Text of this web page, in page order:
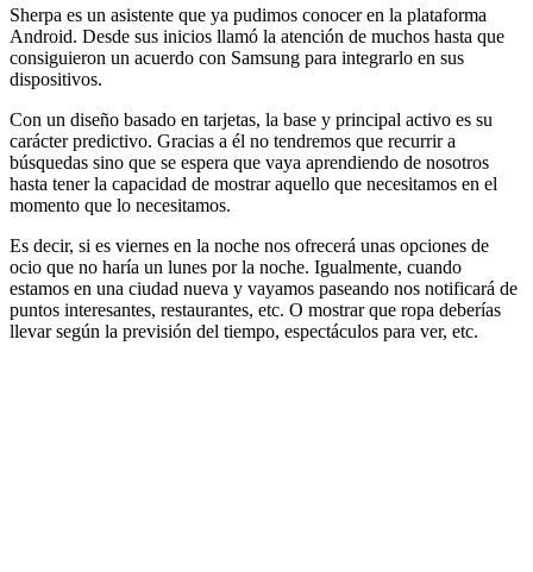
Sherpa es un asistente que ya pudimos conocer en la plataforma
Android. Desde sus inicios llamó la atención de muchos hasta que
consiguieron un acuerdo con Samsung para integrarlo en sus
dispositivos.
Con un diseño basado en tarjetas, la base y principal activo es su
carácter predictivo. Gracias a él no tendremos que recurrir a
búsquedas sino que se espera que vaya aprendiendo de nosotros
hasta tener la capacidad de mostrar aquello que necesitamos en el
momento que lo necesitamos.
Es decir, si es viernes en la noche nos ofrecerá unas opciones de
ocio que no haría un lunes por la noche. Igualmente, cuando
estamos en una ciudad nueva y vayamos paseando nos notificará de
puntos interesantes, restaurantes, etc. O mostrar que ropa deberías
llevar según la previsión del tiempo, espectáculos para ver, etc.